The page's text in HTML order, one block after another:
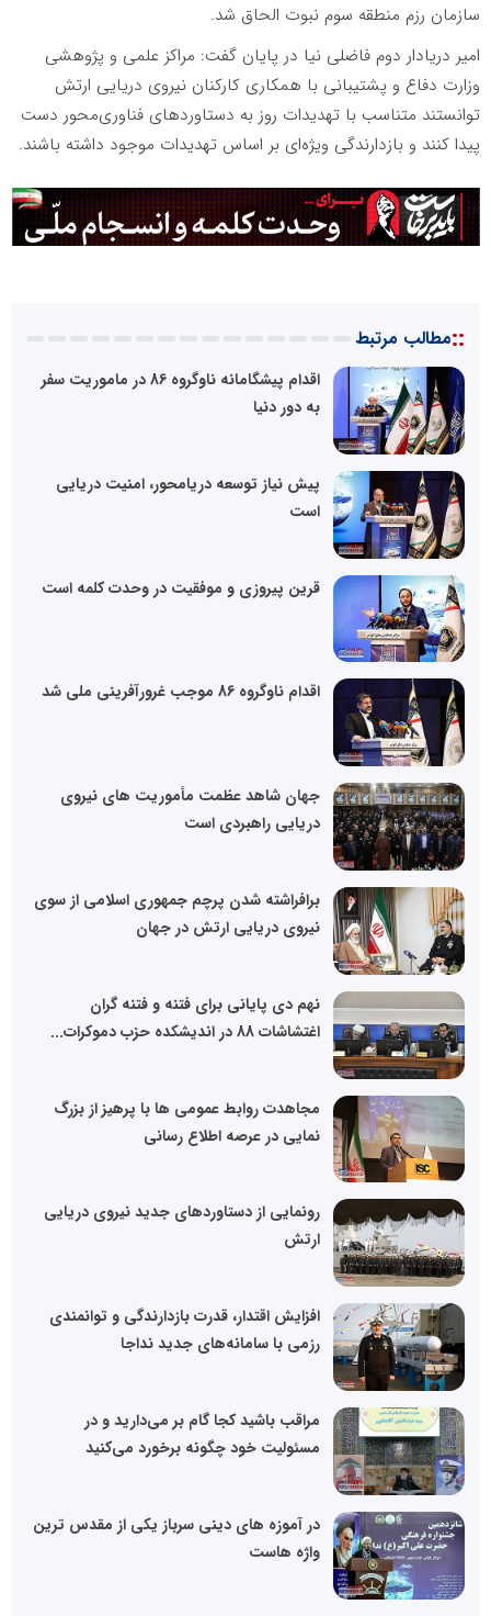
سازمان رزم منطقه سوم نبوت الحاق شد.
امیر دریادار دوم فاضلی نیا در پایان گفت: مراکز علمی و پژوهشی
وزارت دفاع و پشتیبانی با همکاری کارکنان نیروی دریایی ارتش
توانستند متناسب با تهدیدات روز به دستاوردهای فناوری‌محور دست
پیدا کنند و بازدارندگی ویژه‌ای بر اساس تهدیدات موجود داشته باشند.
::مطالب مرتبط
اقدام پیشگامانه ناوگروه 86 در ماموریت سفر
به دور دنیا
پیش نیاز توسعه دریامحور، امنیت دریایی
است
قرین پیروزی و موفقیت در وحدت کلمه است
اقدام ناوگروه 86 موجب غرورآفرینی ملی شد
جهان شاهد عظمت مأموریت های نیروی
دریایی راهبردی است
برافراشته شدن پرچم جمهوری اسلامی از سوی
نیروی دریایی ارتش در جهان
نهم دی پایانی برای فتنه و فتنه گران
اغتشاشات 88 در اندیشکده حزب دموکرات...
مجاهدت روابط عمومی ها با پرهیز از بزرگ
نمایی در عرصه اطلاع رسانی
رونمایی از دستاوردهای جدید نیروی دریایی
ارتش
افزایش اقتدار، قدرت بازدارندگی و توانمندی
رزمی با سامانه‌های جدید نداجا
مراقب باشید کجا گام بر می‌دارید و در
مسئولیت خود چگونه برخورد می‌کنید
در آموزه های دینی سرباز یکی از مقدس ترین
واژه هاست